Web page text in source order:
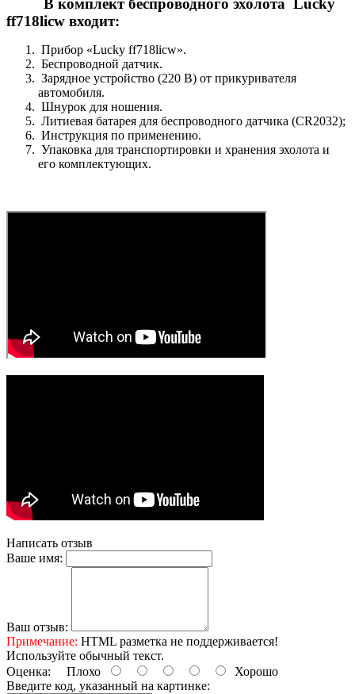
В комплект беспроводного эхолота Lucky
ff718licw входит:
Прибор «Lucky ff718licw».
Беспроводной датчик.
Зарядное устройство (220 В) от прикуривателя
автомобиля.
Шнурок для ношения.
Литиевая батарея для беспроводного датчика (CR2032);
Инструкция по применению.
Упаковка для транспортировки и хранения эхолота и
его комплектующих.
Написать отзыв
Ваше имя:
Ваш отзыв:
Примечание: HTML разметка не поддерживается!
Используйте обычный текст.
Оценка: Плохо
Хорошо
Введите код, указанный на картинке: